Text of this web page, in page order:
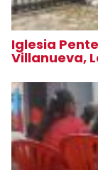
Iglesia
Villanueva,